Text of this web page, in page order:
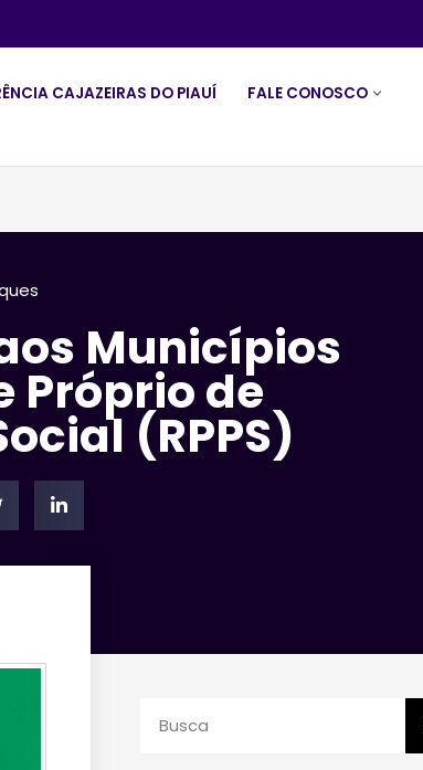
CAJAZEIRAS DO PIAUÍ
FALE CONOSCO
Municípios
Próprio de
(RPPS)